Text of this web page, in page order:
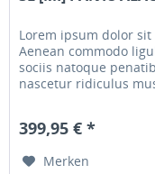
Lorem ipsum dolor
Aenean commodo
sociis natoque
nascetur ridiculus
399,95 € *
Merken